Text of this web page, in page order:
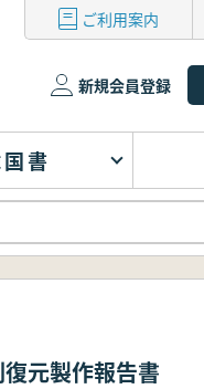
ご利用案内
新規会員登録
書
元製作報告書